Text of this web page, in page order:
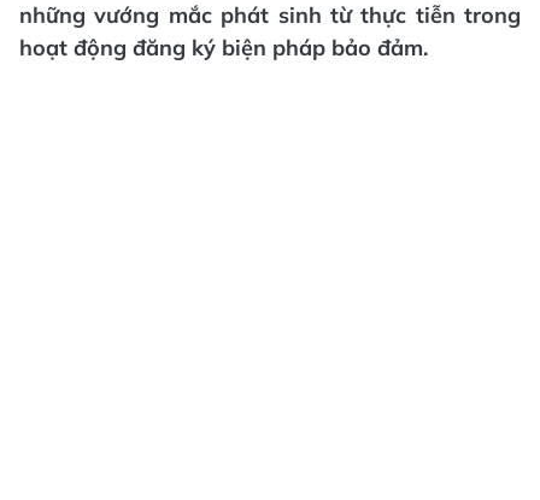
những vướng mắc phát sinh từ thực tiễn trong
hoạt động đăng ký biện pháp bảo đảm.